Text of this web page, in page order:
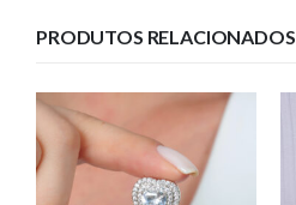
PRODUTOS RELACIONADOS